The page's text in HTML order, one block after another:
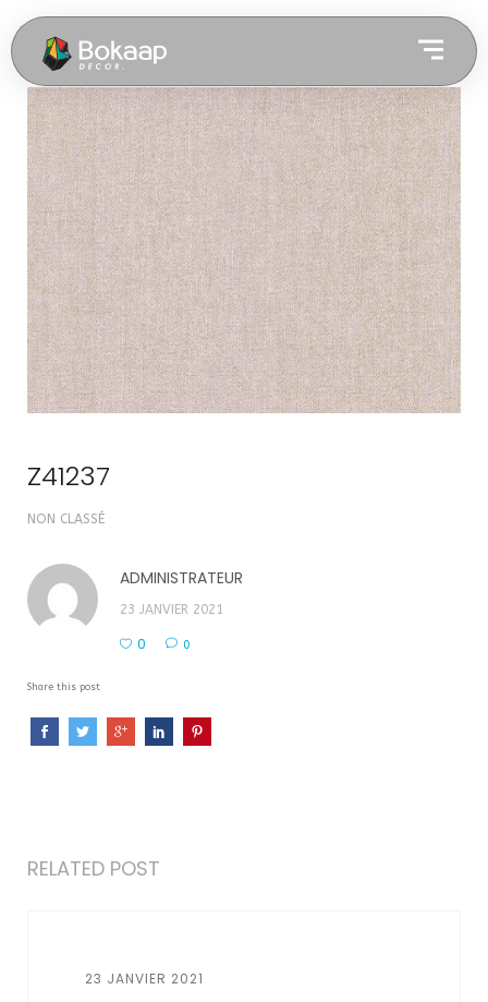
Z41237
NON CLASSÉ
ADMINISTRATEUR
23 JANVIER 2021
0 0
Share this post
RELATED POST
23 JANVIER 2021